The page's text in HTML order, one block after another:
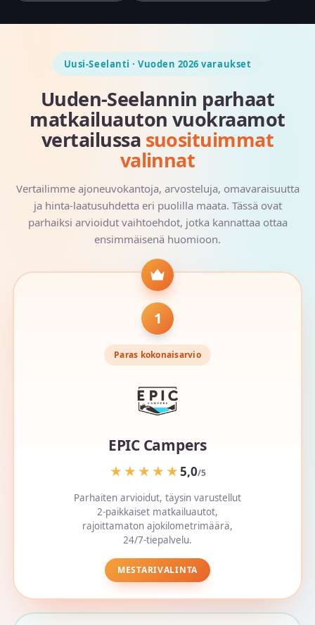
Uusi-Seelanti · Vuoden 2026 varaukset
Uuden-Seelannin parhaat
matkailuauton vuokraamot
vertailussa suosituimmat
valinnat
Vertailimme ajoneuvokantoja, arvosteluja, omavaraisuutta
ja hinta-laatusuhdetta eri puolilla maata. Tässä ovat
parhaiksi arvioidut vaihtoehdot, jotka kannattaa ottaa
ensimmäisenä huomioon.
1
Paras kokonaisarvio
EPIC Campers
★★★★★
★★★★★5,0/5
Parhaiten arvioidut, täysin varustellut
2-paikkaiset matkailuautot,
rajoittamaton ajokilometrimäärä,
24/7-tiepalvelu.
MESTARIVALINTA